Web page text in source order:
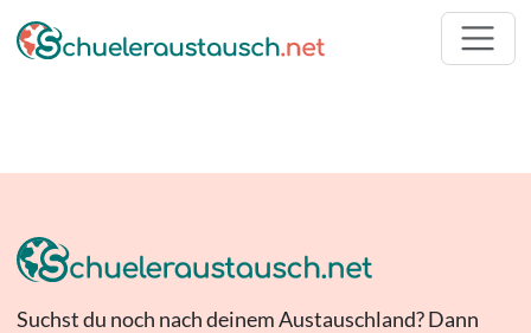
Suchst du noch nach deinem Austauschland? Dann